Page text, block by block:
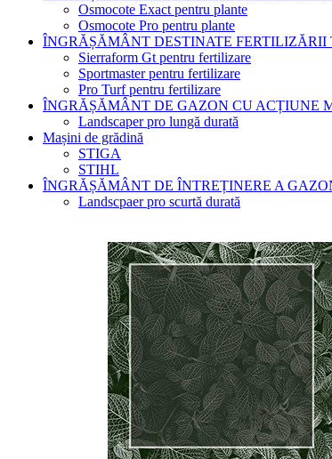
Osmocote Exact pentru plante
Osmocote Pro pentru plante
ÎNGRĂȘĂMÂNT DESTINATE FERTILIZĂRII
Sierraform Gt pentru fertilizare
Sportmaster pentru fertilizare
Pro Turf pentru fertilizare
ÎNGRĂȘĂMÂNT DE GAZON CU ACȚIUNE
Landscaper pro lungă durată
Mașini de grădină
STIGA
STIHL
ÎNGRĂȘĂMÂNT DE ÎNTREȚINERE A
Landscpaer pro scurtă durată